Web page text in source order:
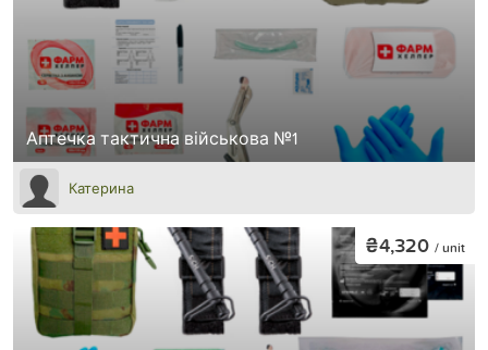
Аптечка тактична військова №1
Катерина
₴4,320 / unit